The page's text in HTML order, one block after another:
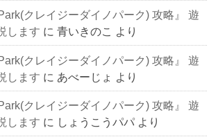
クレイジーダイノパーク) 攻略』 遊
します に青いきのこ より
クレイジーダイノパーク) 攻略』 遊
します に あべーじょ より
クレイジーダイノパーク) 攻略』 遊
します に しょうこうパパ より